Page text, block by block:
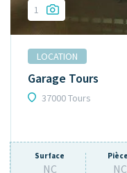
1
LOCATION
Garage Tours
37000 Tours
Surface
NC NC